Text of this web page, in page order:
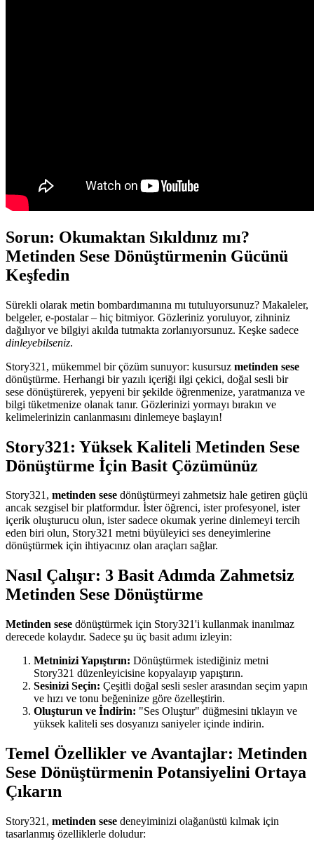
Sorun: Okumaktan Sıkıldınız mı?
Metinden Sese Dönüştürmenin Gücünü
Keşfedin
Sürekli olarak metin bombardımanına mı tutuluyorsunuz? Makaleler,
belgeler, e-postalar – hiç bitmiyor. Gözleriniz yoruluyor, zihniniz
dağılıyor ve bilgiyi akılda tutmakta zorlanıyorsunuz. Keşke sadece
dinleyebilseniz.
Story321, mükemmel bir çözüm sunuyor: kusursuz metinden sese
dönüştürme. Herhangi bir yazılı içeriği ilgi çekici, doğal sesli bir
sese dönüştürerek, yepyeni bir şekilde öğrenmenize, yaratmanıza ve
bilgi tüketmenize olanak tanır. Gözlerinizi yormayı bırakın ve
kelimelerinizin canlanmasını dinlemeye başlayın!
Story321: Yüksek Kaliteli Metinden Sese
Dönüştürme İçin Basit Çözümünüz
Story321, metinden sese dönüştürmeyi zahmetsiz hale getiren güçlü
ancak sezgisel bir platformdur. İster öğrenci, ister profesyonel, ister
içerik oluşturucu olun, ister sadece okumak yerine dinlemeyi tercih
eden biri olun, Story321 metni büyüleyici ses deneyimlerine
dönüştürmek için ihtiyacınız olan araçları sağlar.
Nasıl Çalışır: 3 Basit Adımda Zahmetsiz
Metinden Sese Dönüştürme
Metinden sese dönüştürmek için Story321'i kullanmak inanılmaz
derecede kolaydır. Sadece şu üç basit adımı izleyin:
Metninizi Yapıştırın: Dönüştürmek istediğiniz metni
Story321 düzenleyicisine kopyalayıp yapıştırın.
Sesinizi Seçin: Çeşitli doğal sesli sesler arasından seçim yapın
ve hızı ve tonu beğeninize göre özelleştirin.
Oluşturun ve İndirin: "Ses Oluştur" düğmesini tıklayın ve
yüksek kaliteli ses dosyanızı saniyeler içinde indirin.
Temel Özellikler ve Avantajlar: Metinden
Sese Dönüştürmenin Potansiyelini Ortaya
Çıkarın
Story321, metinden sese deneyiminizi olağanüstü kılmak için
tasarlanmış özelliklerle doludur: